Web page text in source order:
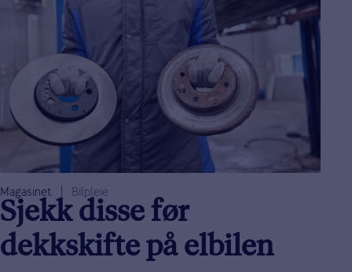
Magasinet Bilpleie
Sjekk disse før
dekkskifte på elbilen